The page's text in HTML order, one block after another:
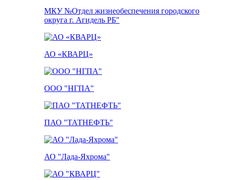
МКУ №Отдел жизнеобеспечения городского
округа г. Агидель РБ"
АО «КВАРЦ»
ООО "НГПА"
ПАО "ТАТНЕФТЬ"
АО "Лада-Яхрома"